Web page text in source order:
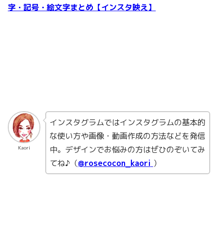
字・記号・絵文字まとめ【インスタ映え】
Kaori
インスタグラムではインスタグラムの基本的
な使い方や画像・動画作成の方法などを発信
中。デザインでお悩みの方はぜひのぞいてみ
てね♪（@rosecocon_kaori ）